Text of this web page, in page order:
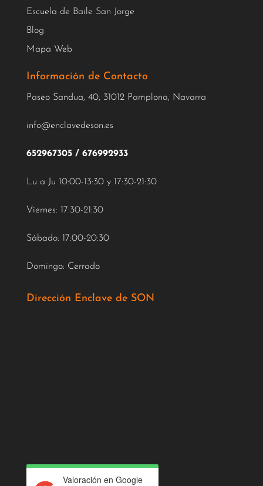
Escuela de Baile San Jorge
Blog
Mapa Web
Información de Contacto
Paseo Sandua, 40, 31012 Pamplona, Navarra
info@enclavedeson.es
652967305/ 676992933
Lu a Ju 10:00-13:30 y 17:30-21:30
Viernes: 17:30-21:30
Sábado: 17:00-20:30
Domingo: Cerrado
Dirección Enclave de SON
Valoración en Google